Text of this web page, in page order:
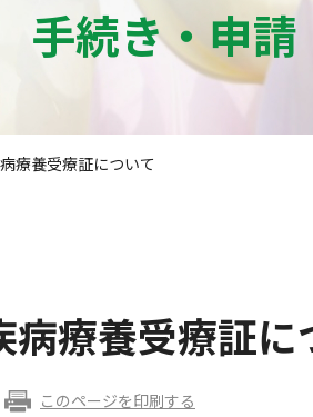
手続き・申請
療養受療証について
療養受療証に
このページを印刷する